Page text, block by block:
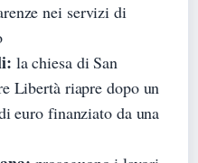
nei servizi di
la chiesa di San
Libertà riapre dopo un
euro finanziato da una